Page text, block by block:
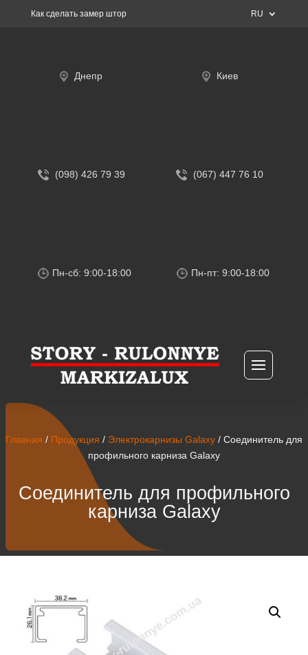
Как сделать замер штор RU
Днепр
(098) 426 79 39
Пн-сб: 9:00-18:00
Киев
(067) 447 76 10
Пн-пт: 9:00-18:00
Главная / Продукция / Электрокарнизы Galaxy / Соединитель для
профильного карниза Galaxy
Соединитель для профильного
карниза Galaxy